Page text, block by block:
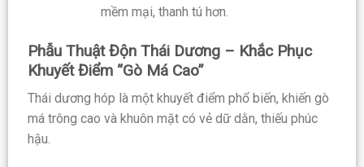
mềm mại, thanh tú hơn.
Phẫu Thuật Độn Thái Dương – Khắc Phục
Khuyết Điểm “Gò Má Cao”
Thái dương hóp là một khuyết điểm phổ biến, khiến gò
má trông cao và khuôn mặt có vẻ dữ dằn, thiếu phúc
hậu.